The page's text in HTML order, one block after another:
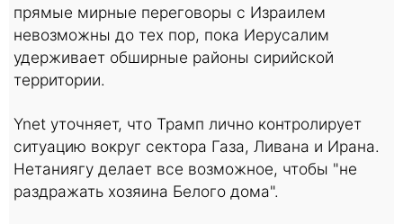
прямые мирные переговоры с Израилем
невозможны до тех пор, пока Иерусалим
удерживает обширные районы сирийской
территории.
Ynet уточняет, что Трамп лично контролирует
ситуацию вокруг сектора Газа, Ливана и Ирана.
Нетаниягу делает все возможное, чтобы "не
раздражать хозяина Белого дома".